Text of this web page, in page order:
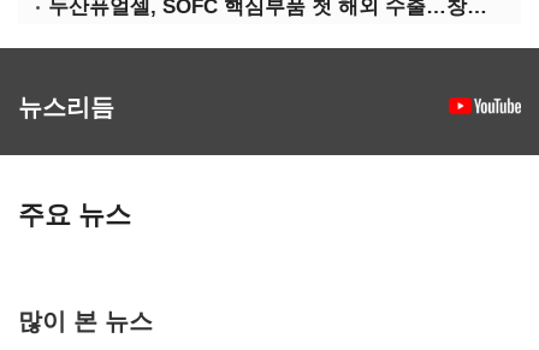
두산퓨얼셀, SOFC 핵심부품 첫 해외 수출…창사 이래 최대 규모
뉴스리듬
주요 뉴스
많이 본 뉴스